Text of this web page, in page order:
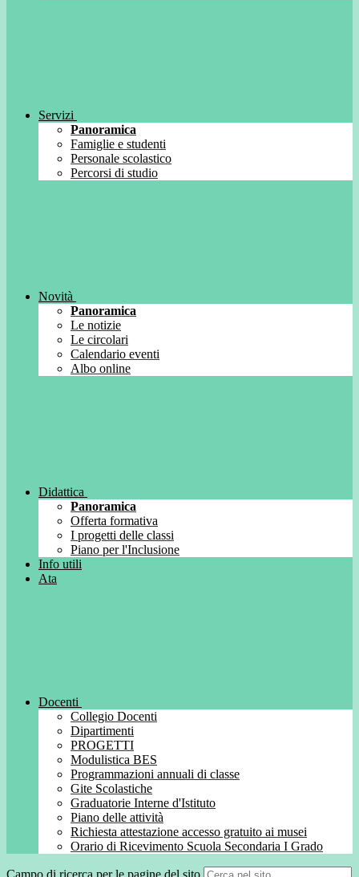
Servizi
Panoramica
Famiglie e studenti
Personale scolastico
Percorsi di studio
Novità
Panoramica
Le notizie
Le circolari
Calendario eventi
Albo online
Didattica
Panoramica
Offerta formativa
I progetti delle classi
Piano per l'Inclusione
Info utili
Ata
Docenti
Collegio Docenti
Dipartimenti
PROGETTI
Modulistica BES
Programmazioni annuali di classe
Gite Scolastiche
Graduatorie Interne d'Istituto
Piano delle attività
Richiesta attestazione accesso gratuito ai musei
Orario di Ricevimento Scuola Secondaria I Grado